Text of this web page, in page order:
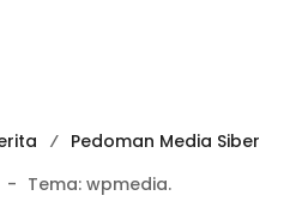
Pedoman Media Siber
- Tema: wpmedia.